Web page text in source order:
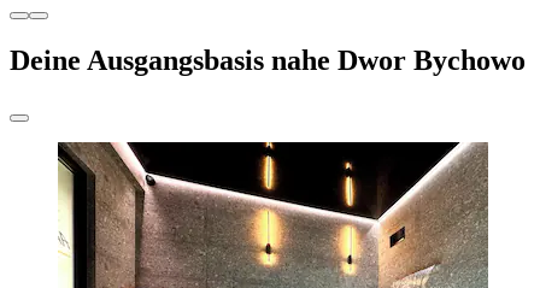
Deine Ausgangsbasis nahe Dwor Bychowo